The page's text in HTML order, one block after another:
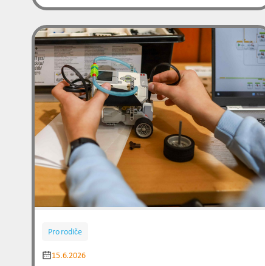
Pro rodiče
15.6.2026